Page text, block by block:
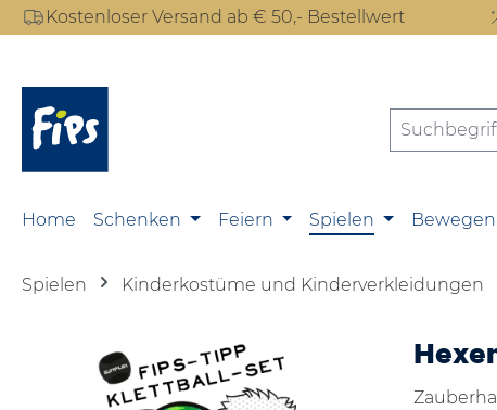
Hauptinhalt springen
Zur Suche springen
Zur Hauptnavigation springen
Kostenloser Versand ab € 50,- Bestellwert
Home Schenken Feiern Spielen Bewegen
Spielen Kinderkostüme und Kinderverkleidungen